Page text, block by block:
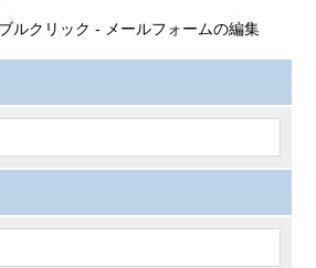
ルクリック - メールフォームの編集